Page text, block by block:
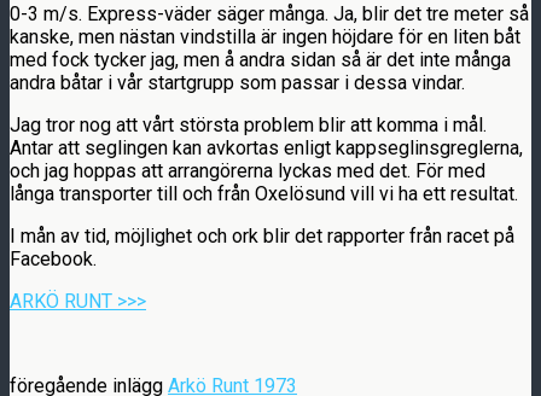
0-3 m/s. Express-väder säger många. Ja, blir det tre meter så
kanske, men nästan vindstilla är ingen höjdare för en liten båt
med fock tycker jag, men å andra sidan så är det inte många
andra båtar i vår startgrupp som passar i dessa vindar.
Jag tror nog att vårt största problem blir att komma i mål.
Antar att seglingen kan avkortas enligt kappseglinsgreglerna,
och jag hoppas att arrangörerna lyckas med det. För med
långa transporter till och från Oxelösund vill vi ha ett resultat.
I mån av tid, möjlighet och ork blir det rapporter från racet på
Facebook.
ARKÖ RUNT >>>
föregående inlägg Arkö Runt 1973